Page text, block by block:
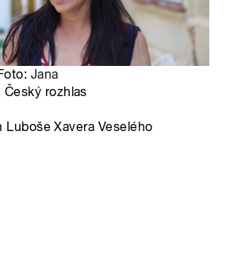
Jana
Český rozhlas
Luboše Xavera Veselého